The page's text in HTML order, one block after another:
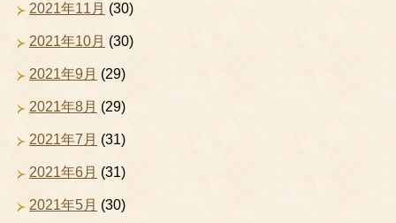
2021年11月 (30)
2021年10月 (30)
2021年9月 (29)
2021年8月 (29)
2021年7月 (31)
2021年6月 (31)
2021年5月 (30)